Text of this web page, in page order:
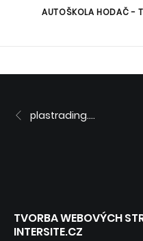
AUTOŠKOLA HODAČ -
plastrading.cz
TVORBA WEBOVÝCH
INTERSITE.CZ